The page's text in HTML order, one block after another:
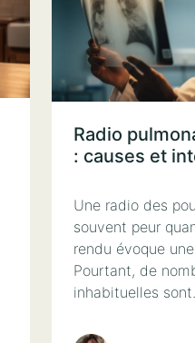
Radio
: causes et
Une radio des
souvent peur
rendu évoque une
Pourtant, de
inhabituelles